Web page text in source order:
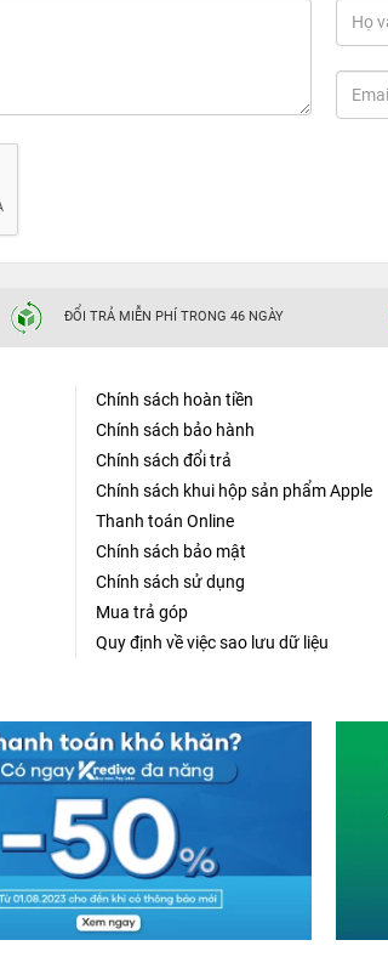
ĐỔI TRẢ MIỄN PHÍ TRONG 46 NGÀY
Chính sách hoàn tiền
Chính sách bảo hành
Chính sách đổi trả
Chính sách khui hộp sản phẩm Apple
Thanh toán Online
Chính sách bảo mật
Chính sách sử dụng
Mua trả góp
Quy định về việc sao lưu dữ liệu